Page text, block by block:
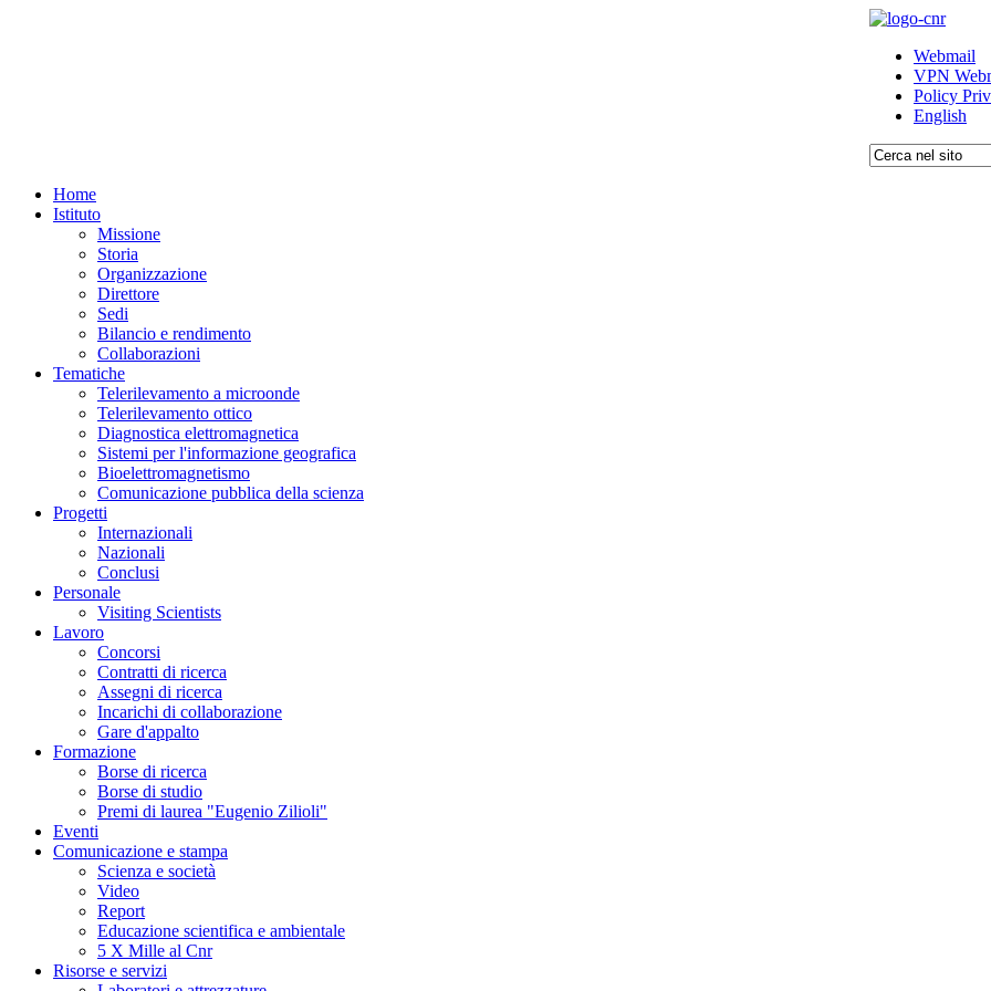
Webmail
VPN
Policy
English
Home
Istituto
Missione
Storia
Organizzazione
Direttore
Sedi
Bilancio e rendimento
Collaborazioni
Tematiche
Telerilevamento a microonde
Telerilevamento ottico
Diagnostica elettromagnetica
Sistemi per l'informazione geografica
Bioelettromagnetismo
Comunicazione pubblica della scienza
Progetti
Internazionali
Nazionali
Conclusi
Personale
Visiting Scientists
Lavoro
Concorsi
Contratti di ricerca
Assegni di ricerca
Incarichi di collaborazione
Gare d'appalto
Formazione
Borse di ricerca
Borse di studio
Premi di laurea "Eugenio Zilioli"
Eventi
Comunicazione e stampa
Scienza e società
Video
Report
Educazione scientifica e ambientale
5 X Mille al Cnr
Risorse e servizi